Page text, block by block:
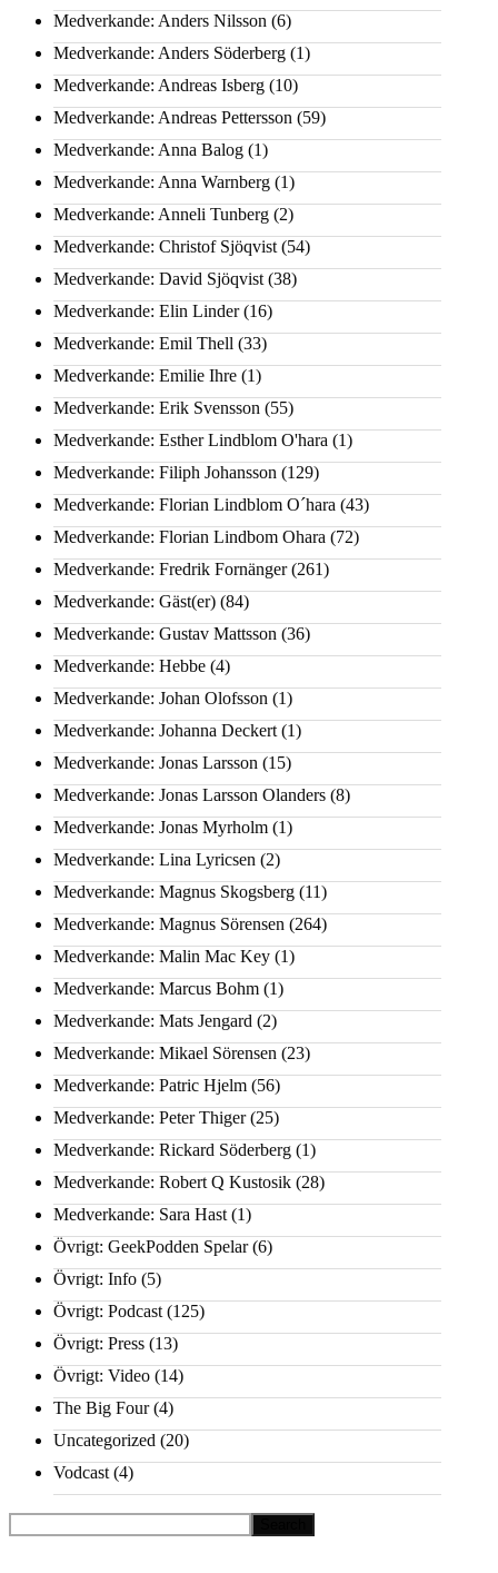
Medverkande: Anders Nilsson (6)
Medverkande: Anders Söderberg (1)
Medverkande: Andreas Isberg (10)
Medverkande: Andreas Pettersson (59)
Medverkande: Anna Balog (1)
Medverkande: Anna Warnberg (1)
Medverkande: Anneli Tunberg (2)
Medverkande: Christof Sjöqvist (54)
Medverkande: David Sjöqvist (38)
Medverkande: Elin Linder(16)
Medverkande: Emil Thell (33)
Medverkande: Emilie Ihre (1)
Medverkande: Erik Svensson (55)
Medverkande: Esther Lindblom O'hara (1)
Medverkande: Filiph Johansson (129)
Medverkande: Florian Lindblom O´hara (43)
Medverkande: Florian Lindbom Ohara (72)
Medverkande: Fredrik Fornänger(261)
Medverkande: Gäst(er) (84)
Medverkande: Gustav Mattsson (36)
Medverkande: Hebbe (4)
Medverkande: Johan Olofsson (1)
Medverkande: Johanna Deckert (1)
Medverkande: Jonas Larsson (15)
Medverkande: Jonas Larsson Olanders (8)
Medverkande: Jonas Myrholm (1)
Medverkande: Lina Lyricsen (2)
Medverkande: Magnus Skogsberg (11)
Medverkande: Magnus Sörensen (264)
Medverkande: Malin Mac Key (1)
Medverkande: Marcus Bohm (1)
Medverkande: Mats Jengard (2)
Medverkande: Mikael Sörensen (23)
Medverkande: Patric Hjelm (56)
Medverkande: Peter Thiger(25)
Medverkande: Rickard Söderberg (1)
Medverkande: Robert Q Kustosik (28)
Medverkande: Sara Hast (1)
Övrigt: GeekPodden Spelar(6)
Övrigt: Info (5)
Övrigt: Podcast (125)
Övrigt: Press (13)
Övrigt: Video (14)
The Big Four(4)
Uncategorized (20)
Vodcast (4)